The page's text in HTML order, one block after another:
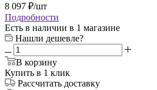
8 097 ₽/шт
Подробности
Есть в наличии в 1 магазине
Нашли дешевле?
В корзину
Купить в 1 клик
Рассчитать доставку